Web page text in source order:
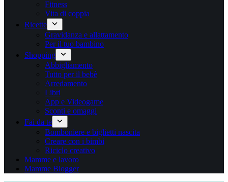
Fitness
Vita di coppia
Ricette
Gravidanza e allattamento
Per il tuo bambino
Shopping
Abbigliamento
Tutto per il bebè
Arredamento
Libri
App e Videogame
Sconti e omaggi
Fai da te
Bomboniere e biglietti nascita
Creare con i bimbi
Riciclo creativo
Mamme e lavoro
Mamme Blogger